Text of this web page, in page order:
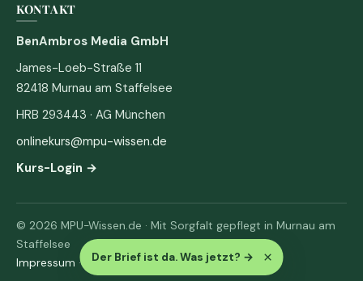
Der Brief ist da. Was jetzt? → ×
KONTAKT
BenAmbros Media GmbH
James-Loeb-Straße 11
82418 Murnau am Staffelsee
HRB 293443 · AG München
onlinekurs@mpu-wissen.de
Kurs-Login →
© 2026 MPU-Wissen.de · Mit Sorgfalt gepflegt in Murnau am
Staffelsee
Impressum · Datenschutz & AGB